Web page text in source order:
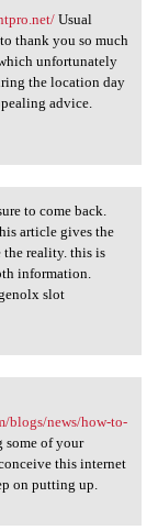
valorantpro
Usual
thank you so much
unfortunately
the location day
advice.
to come back.
article gives the
reality. this is
information.
slot
blogs/news/how-to-
some of your
this internet
on putting up.